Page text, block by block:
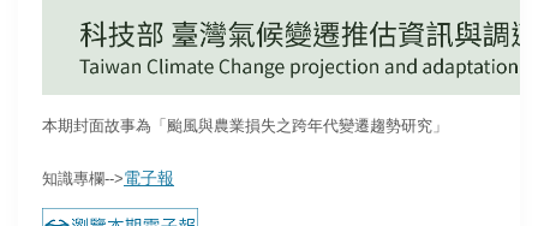
本期封面故事為「颱風與農業損失之跨年代變遷趨勢研究」
知識專欄-->電子報